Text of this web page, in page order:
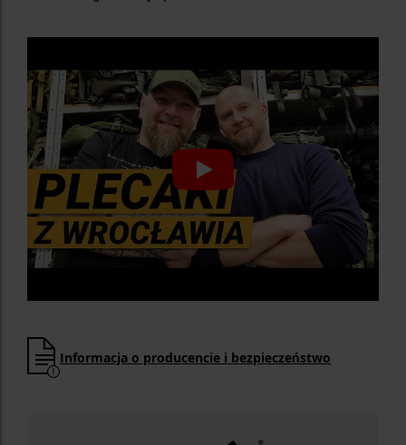
Informacja o producencie i bezpieczeństwo